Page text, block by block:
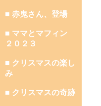
■ 赤鬼さん、登場
■ ママとマフィン
２０２３
■ クリスマスの楽し
み
■ クリスマスの奇跡